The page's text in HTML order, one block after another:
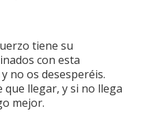
tiene su
con esta
no os desesperéis.
llegar, y si no llega
mejor.